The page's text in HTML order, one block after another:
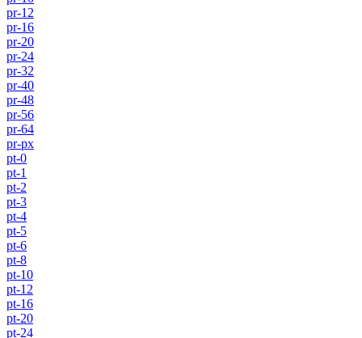
pr-12
pr-16
pr-20
pr-24
pr-32
pr-40
pr-48
pr-56
pr-64
pr-px
pt-0
pt-1
pt-2
pt-3
pt-4
pt-5
pt-6
pt-8
pt-10
pt-12
pt-16
pt-20
pt-24